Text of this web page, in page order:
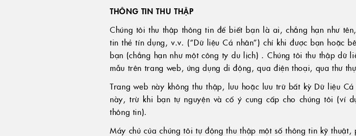
THÔNG TIN THU THẬP
Chúng tôi thu thập thông tin để biết bạn là ai, chẳng hạn như
tin thẻ tín dụng, v.v. (“Dữ liệu Cá nhân”) chỉ khi được bạn hoặc
bạn (chẳng hạn như một công ty du lịch) . Chúng tôi thu thập dữ
mẫu trên trang web, ứng dụng di động, qua điện thoại, qua thư
Trang web này không thu thập, lưu hoặc lưu trữ bất kỳ Dữ liệu
này, trừ khi bạn tự nguyện và cố ý cung cấp cho chúng tôi (ví
thông tin).
Máy chủ của chúng tôi tự động thu thập một số thông tin kỹ